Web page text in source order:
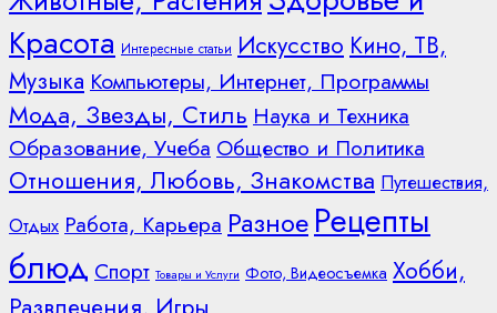
Красота Интересные статьи Искусство Кино, ТВ,
Музыка Компьютеры, Интернет, Программы
Мода, Звезды, Стиль Наука и Техника
Образование, Учеба Общество и Политика
Отношения, Любовь, Знакомства Путешествия,
Отдых Работа, Карьера Разное Рецепты
блюд Спорт Товары и Услуги Фото, Видеосъемка Хобби,